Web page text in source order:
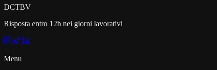
DCTBV
Risposta entro 12h nei giorni lavorativi
Menu